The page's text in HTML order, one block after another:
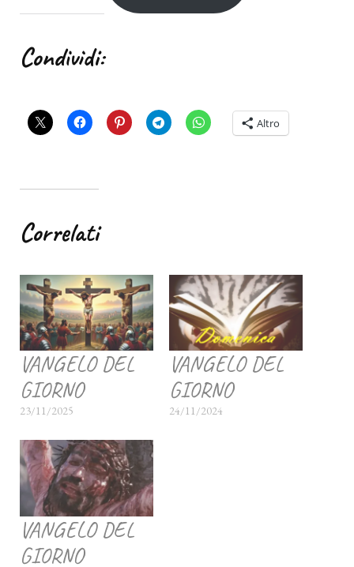
Condividi:
Altro
Correlati
VANGELO DEL
GIORNO
23/11/2025
VANGELO DEL
GIORNO
24/11/2024
VANGELO DEL
GIORNO